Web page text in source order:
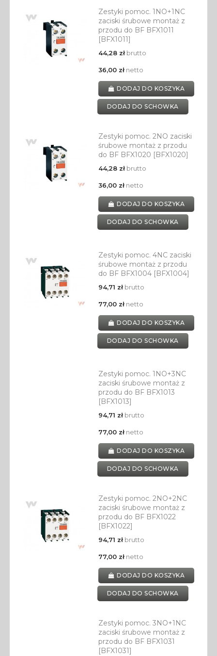
Zestyki pomoc. 1NO+1NC
zaciski śrubowe montaż z
przodu do BF BFX1011
[BFX1011]
44,28 złbrutto
36,00 złnetto
DODAJ DO KOSZYKA
DODAJ DO SCHOWKA
Zestyki pomoc. 2NO zaciski
śrubowe montaż z przodu
do BF BFX1020 [BFX1020]
44,28 złbrutto
36,00 złnetto
DODAJ DO KOSZYKA
DODAJ DO SCHOWKA
Zestyki pomoc. 4NC zaciski
śrubowe montaż z przodu
do BF BFX1004 [BFX1004]
94,71 złbrutto
77,00 złnetto
DODAJ DO KOSZYKA
DODAJ DO SCHOWKA
Zestyki pomoc. 1NO+3NC
zaciski śrubowe montaż z
przodu do BF BFX1013
[BFX1013]
94,71 złbrutto
77,00 złnetto
DODAJ DO KOSZYKA
DODAJ DO SCHOWKA
Zestyki pomoc. 2NO+2NC
zaciski śrubowe montaż z
przodu do BF BFX1022
[BFX1022]
94,71 złbrutto
77,00 złnetto
DODAJ DO KOSZYKA
DODAJ DO SCHOWKA
Zestyki pomoc. 3NO+1NC
zaciski śrubowe montaż z
przodu do BF BFX1031
[BFX1031]